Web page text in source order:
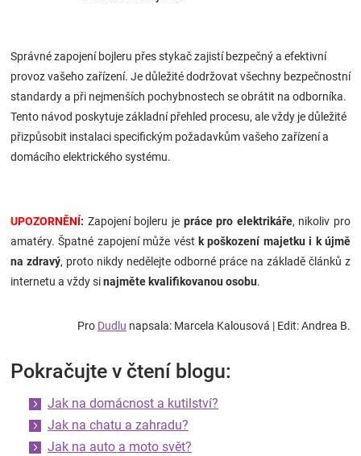
Správné zapojení bojleru přes stykač zajistí bezpečný a efektivní
provoz vašeho zařízení. Je důležité dodržovat všechny bezpečnostní
standardy a při nejmenších pochybnostech se obrátit na odborníka.
Tento návod poskytuje základní přehled procesu, ale vždy je důležité
přizpůsobit instalaci specifickým požadavkům vašeho zařízení a
domácího elektrického systému.
UPOZORNĚNÍ: Zapojení bojleru jepráce pro elektrikáře, nikoliv pro
amatéry. Špatné zapojení může vést k poškození majetku i k újmě
na zdravý, proto nikdy nedělejte odborné práce na základě článků z
internetu a vždy sinajměte kvalifikovanou osobu.
Pro Dudlu napsala: Marcela Kalousová | Edit: Andrea B.
Pokračujte v čtení blogu:
Jak na domácnost a kutilství?
Jak na chatu a zahradu?
Jak na auto a moto svět?